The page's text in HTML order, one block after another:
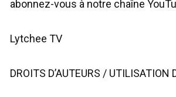
abonnez-vous à notre chaîne
Lytchee TV
DROITS D’AUTEURS / UTILISATION